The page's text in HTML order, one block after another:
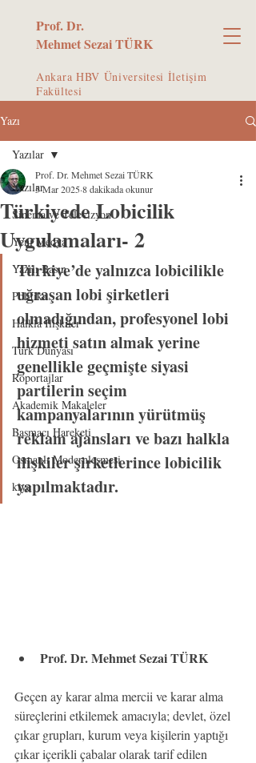
Prof. Dr.
Mehmet Sezai TÜRK
Ankara HBV Üniversitesi İletişim
Fakültesi
Yazı
Yazılar
Sinema ve Televizyon
Yeni Medya
Yazılı Basın
Politika
Halkla İlişkiler
Türk Dünyası
Röportajlar
Akademik Makaleler
Basmacı Hareketi
Osmanlı Modernleşmesi
kiye
Yazılar
Türkiyede Lobicilik
Uygulamaları- 2
Prof. Dr. Mehmet Sezai TÜRK
5 Mar 20258 dakikada okunur
Türkiye’de yalnızca lobicilikle
uğraşan lobi şirketleri
olmadığından, profesyonel lobi
hizmeti satın almak yerine
genellikle geçmişte siyasi
partilerin seçim
kampanyalarının yürütmüş
reklam ajansları ve bazı halkla
ilişkiler şirketlerince lobicilik
yapılmaktadır.
Prof. Dr. Mehmet Sezai TÜRK
Geçen ay karar alma mercii ve karar alma
süreçlerini etkilemek amacıyla; devlet, özel
çıkar grupları, kurum veya kişilerin yaptığı
çıkar içerikli çabalar olarak tarif edilen